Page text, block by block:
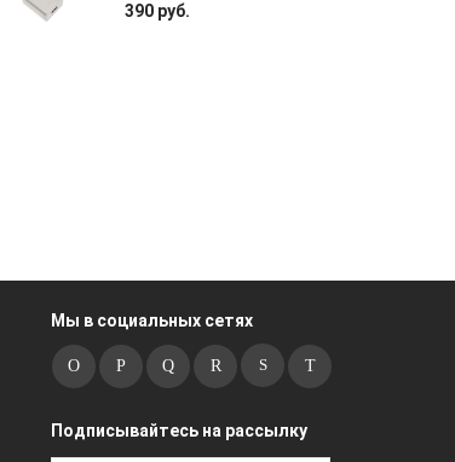
390 руб.
Мы в социальных сетях
Подписывайтесь на рассылку